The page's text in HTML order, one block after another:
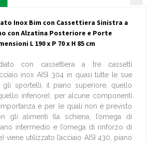
Inox Bim con Cassettiera Sinistra a
con Alzatina Posteriore e Porte
L 190 x P 70 x H 85 cm
con cassettiera a tre cassetti
inox AISI 304 in quasi tutte le sue
gli sportelli, il piano superiore, quello
inferiore), per alcune componenti
e per le quali non è previsto
gli alimenti (la schiena, l’omega di
intermedio e l’omega di rinforzo di
viene utilizzato l’acciaio AISI 430, piano